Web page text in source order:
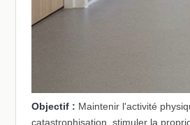
Objectif : Maintenir l'activité
catastrophisation, stimuler la